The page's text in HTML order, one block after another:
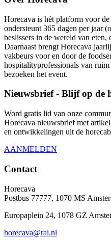
Horecava is hét platform voor
ondersteunt 365 dagen per jaar
beslissers in de wereld van eten,
Daarnaast brengt Horecava
vakbeurs voor en door de
hospitalityprofessionals van
bezoeken het event.
Nieuwsbrief - Blijf op de
Word gratis lid van onze
Horecava nieuwsbrief met
en ontwikkelingen uit de
AANMELDEN
Contact
Horecava
Postbus 77777, 1070 MS
Europaplein 24, 1078 GZ
horecava@rai.nl